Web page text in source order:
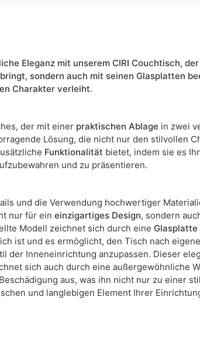
60
und der Materialeigenschaften sind
Eleganz mit unserem CIRI Couchtisch,
sondern auch mit seinen Glasplatten
Charakter verleiht.
der mit einer praktischen Ablage in zwei
Lösung, die nicht nur den stilvollen
Funktionalität bietet, indem sie es
und zu präsentieren.
und die Verwendung hochwertiger
nur für ein einzigartiges Design, sondern
Modell zeichnet sich durch eine Glasplatte
ist und es ermöglicht, den Tisch nach
der Inneneinrichtung anzupassen. Dieser
sich auch durch eine außergewöhnliche
aus, was ihn nicht nur zu einer
und langlebigen Element Ihrer